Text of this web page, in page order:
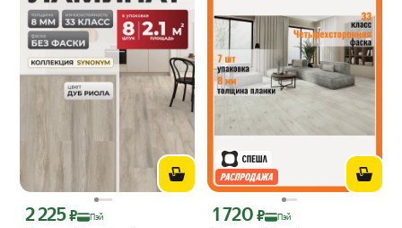
Цена с картой Яндекс Пэй 2225 ₽ вместо
2 225₽ Пэй Цена с картой Яндекс Пэй 1720 ₽
1 720 ₽ Пэй